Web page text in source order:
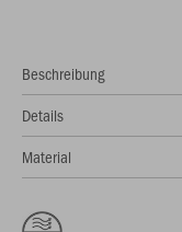
Beschreibung
Details
Material